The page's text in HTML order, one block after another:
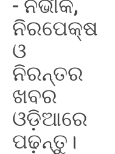
- ନିର୍ଭୀକ,
ନିରପେକ୍ଷ
ଓ
ନିରନ୍ତର
ଖବର
ଓଡ଼ିଆରେ
ପଢ଼ନ୍ତୁ।